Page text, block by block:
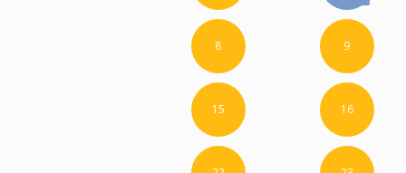
8 9
15 16